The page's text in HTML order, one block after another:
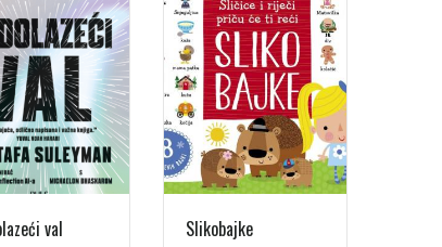
val Slikobajke